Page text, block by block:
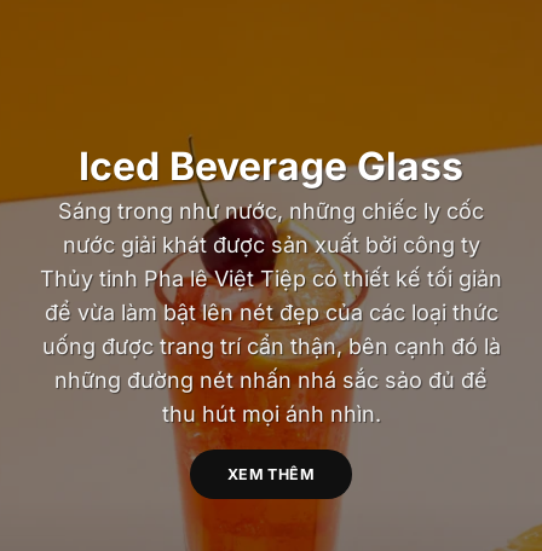
Iced Beverage Glass
Sáng trong như nước, những chiếc ly cốc
nước giải khát được sản xuất bởi công ty
Thủy tinh Pha lê Việt Tiệp có thiết kế tối giản
để vừa làm bật lên nét đẹp của các loại thức
uống được trang trí cẩn thận, bên cạnh đó là
những đường nét nhấn nhá sắc sảo đủ để
thu hút mọi ánh nhìn.
XEM THÊM